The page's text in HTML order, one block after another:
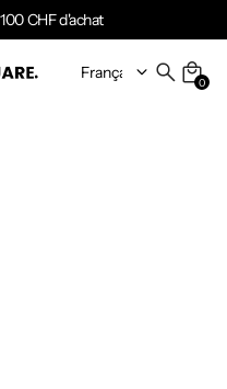
CHF d'achat
0